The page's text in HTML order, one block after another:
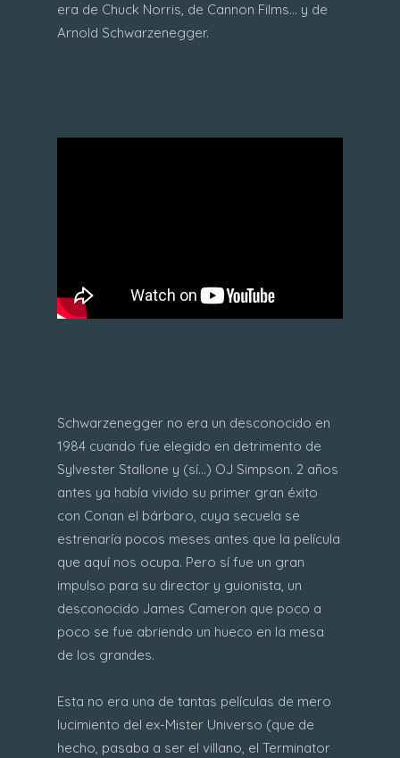
era de Chuck Norris, de Cannon Films... y de
Arnold Schwarzenegger.
Schwarzenegger no era un desconocido en
1984 cuando fue elegido en detrimento de
Sylvester Stallone y (sí...) OJ Simpson. 2 años
antes ya había vivido su primer gran éxito
con Conan el bárbaro, cuya secuela se
estrenaría pocos meses antes que la película
que aquí nos ocupa. Pero sí fue un gran
impulso para su director y guionista, un
desconocido James Cameron que poco a
poco se fue abriendo un hueco en la mesa
de los grandes.
Esta no era una de tantas películas de mero
lucimiento del ex-Mister Universo (que de
hecho, pasaba a ser el villano, el Terminator